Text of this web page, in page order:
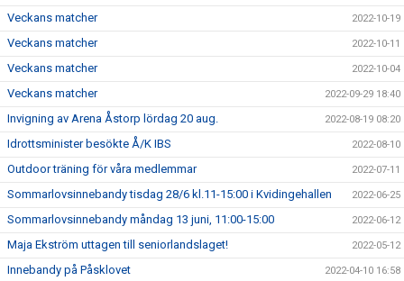
Veckans matcher 2022-10-19
Veckans matcher 2022-10-11
Veckans matcher 2022-10-04
Veckans matcher 2022-09-29 18:40
Invigning av Arena Åstorp lördag 20 aug. 2022-08-19 08:20
Idrottsminister besökte Å/K IBS 2022-08-10
Outdoor träning för våra medlemmar 2022-07-11
Sommarlovsinnebandy tisdag 28/6 kl.11-15:00 i Kvidingehallen 2022-06-25
Sommarlovsinnebandy måndag 13 juni, 11:00-15:00 2022-06-12
Maja Ekström uttagen till seniorlandslaget! 2022-05-12
Innebandy på Påsklovet 2022-04-10 16:58